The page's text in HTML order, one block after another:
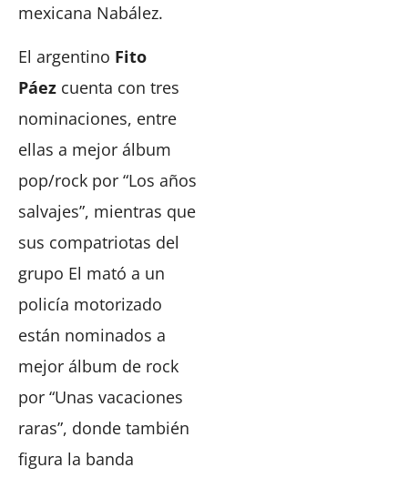
mexicana Nabález.
El argentino Fito
Páez cuenta con tres
nominaciones, entre
ellas a mejor álbum
pop/rock por “Los años
salvajes”, mientras que
sus compatriotas del
grupo El mató a un
policía motorizado
están nominados a
mejor álbum de rock
por “Unas vacaciones
raras”, donde también
figura la banda